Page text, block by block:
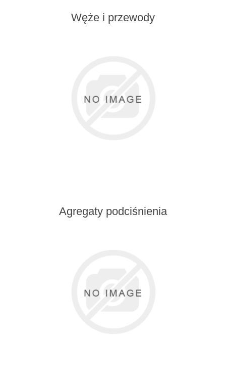
Węże i przewody
Agregaty podciśnienia